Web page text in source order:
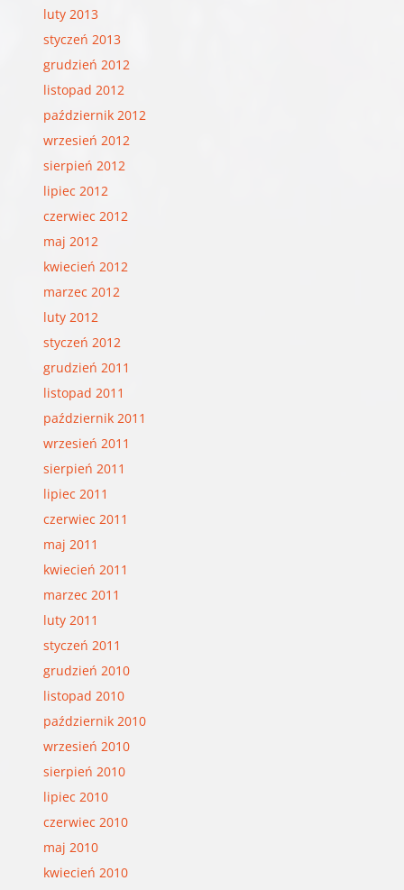
luty 2013
styczeń 2013
grudzień 2012
listopad 2012
październik 2012
wrzesień 2012
sierpień 2012
lipiec 2012
czerwiec 2012
maj 2012
kwiecień 2012
marzec 2012
luty 2012
styczeń 2012
grudzień 2011
listopad 2011
październik 2011
wrzesień 2011
sierpień 2011
lipiec 2011
czerwiec 2011
maj 2011
kwiecień 2011
marzec 2011
luty 2011
styczeń 2011
grudzień 2010
listopad 2010
październik 2010
wrzesień 2010
sierpień 2010
lipiec 2010
czerwiec 2010
maj 2010
kwiecień 2010